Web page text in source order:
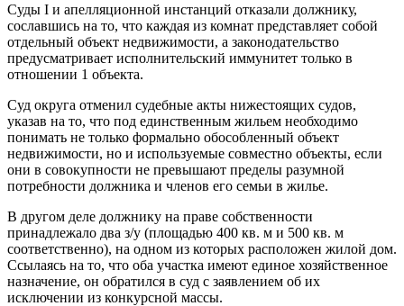
Суды I и апелляционной инстанций отказали должнику,
сославшись на то, что каждая из комнат представляет собой
отдельный объект недвижимости, а законодательство
предусматривает исполнительский иммунитет только в
отношении 1 объекта.
Суд округа отменил судебные акты нижестоящих судов,
указав на то, что под единственным жильем необходимо
понимать не только формально обособленный объект
недвижимости, но и используемые совместно объекты, если
они в совокупности не превышают пределы разумной
потребности должника и членов его семьи в жилье.
В другом деле должнику на праве собственности
принадлежало два з/у (площадью 400 кв. м и 500 кв. м
соответственно), на одном из которых расположен жилой дом.
Ссылаясь на то, что оба участка имеют единое хозяйственное
назначение, он обратился в суд с заявлением об их
исключении из конкурсной массы.